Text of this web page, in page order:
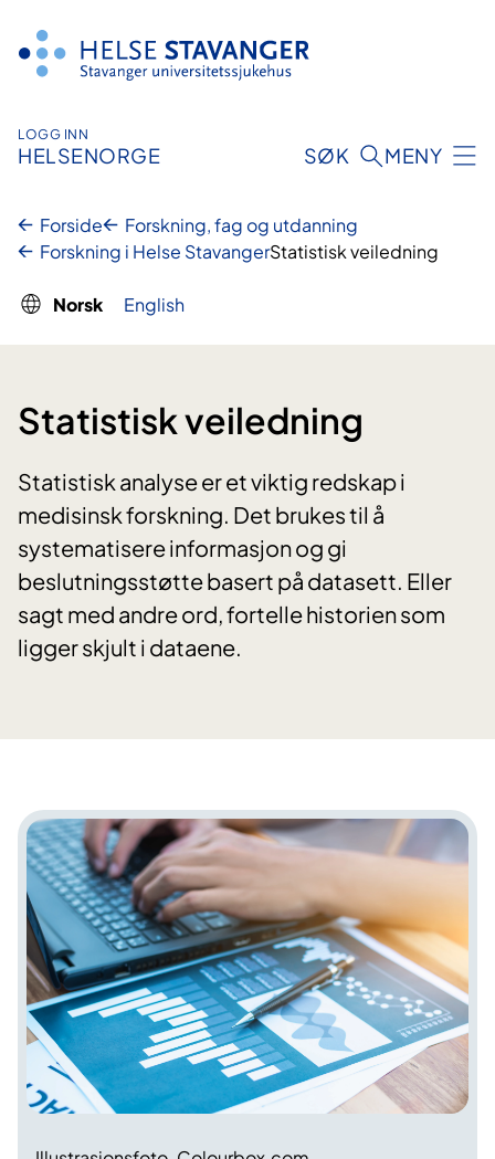
innhold
LOGG INN
HELSENORGE SØK MENY
Forside
Forskning, fag og utdanning
Forskning i Helse StavangerStatistisk veiledning
Norsk English
Statistisk veiledning
Statistisk analyse er et viktig redskap i
medisinsk forskning. Det brukes til å
systematisere informasjon og gi
beslutningsstøtte basert på datasett. Eller
sagt med andre ord, fortelle historien som
ligger skjult i dataene.